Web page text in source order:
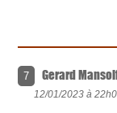
7 Gerard
12/01/2023 à